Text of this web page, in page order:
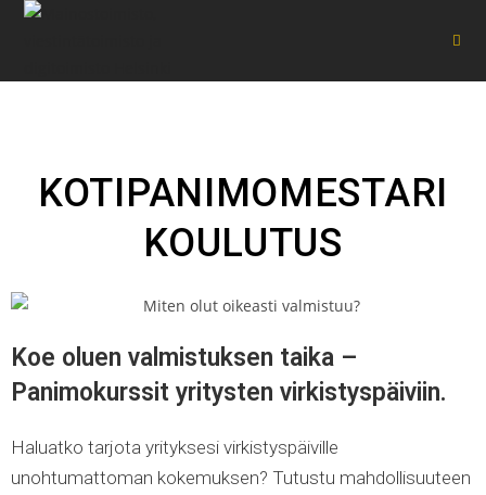
KOTIPANIMOMESTARI
KOULUTUS
Koe oluen valmistuksen taika –
Panimokurssit yritysten virkistyspäiviin.
Haluatko tarjota yrityksesi virkistyspäiville
unohtumattoman kokemuksen? Tutustu mahdollisuuteen